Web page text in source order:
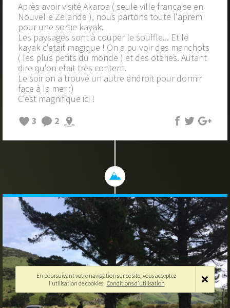
Après avoir visité Akaroa ( seule ville francaise en
Nouvelle Zelande ), nous partons toute l'aprem
pour une sortie kayak.
Les paysages sont à couper le souffle... Et le
kayak c'etait magique ! On a pu voir des manchots
( les plus petits du monde ) et des otaries. Autant
dire qu'on etait très content.
Le soir on a trouvé un autre endroit pour dormir
face à la mer :)
C'est magnifique ici !
3
2
En poursuivant votre navigation sur ce site, vous acceptez
l'utilisation de cookies. Conditions d'utilisation